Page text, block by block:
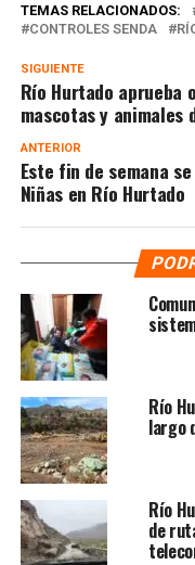
TEMAS RELACIONADOS:
CONTROLES SENDA
SIGUIENTE
Río Hurtado aprueba
mascotas y animales
ANTERIOR
Este fin de semana
Niñas en Río Hurtado
Río
largo
Río
de